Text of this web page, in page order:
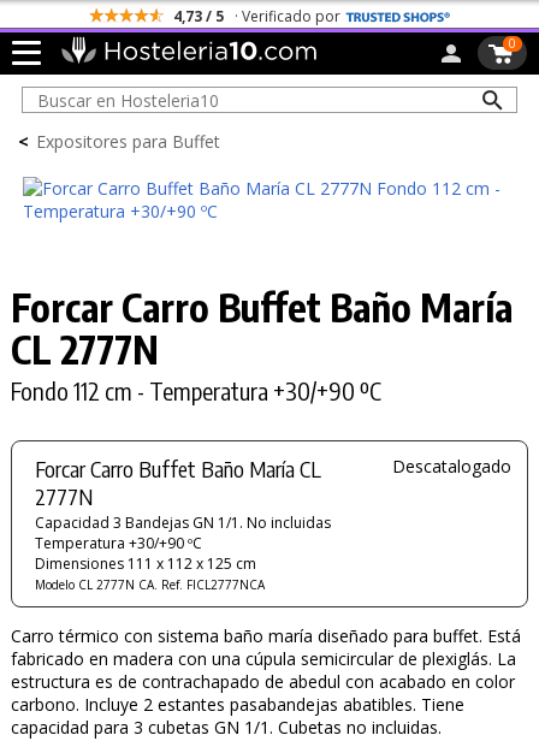
4,73 / 5 · Verificado por
0
< Expositores para Buffet
Forcar Carro Buffet Baño María
CL 2777N
Fondo 112 cm - Temperatura +30/+90 ºC
Forcar Carro Buffet Baño María CL
2777N
Capacidad 3 Bandejas GN 1/1. No incluidas
Temperatura +30/+90 ºC
Dimensiones 111 x 112 x 125 cm
Modelo CL 2777N CA. Ref. FICL2777NCA
Descatalogado
Carro térmico con sistema baño maría diseñado para buffet. Está
fabricado en madera con una cúpula semicircular de plexiglás. La
estructura es de contrachapado de abedul con acabado en color
carbono. Incluye 2 estantes pasabandejas abatibles. Tiene
capacidad para 3 cubetas GN 1/1. Cubetas no incluidas.